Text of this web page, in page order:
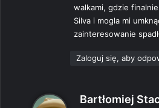
walkami, gdzie
Silva i mogla mi
zainteresowanie
Zaloguj się, aby
Bartłomiej